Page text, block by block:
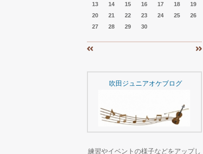
13
14 15 16 17 18
19
20
21 22 23 24 25
26
27
28 29 30
吹田ジュニアオケブログ
練習やイベントの様子などをアップし